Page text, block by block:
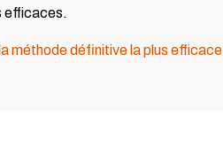
efficaces.
méthode définitive la plus efficace